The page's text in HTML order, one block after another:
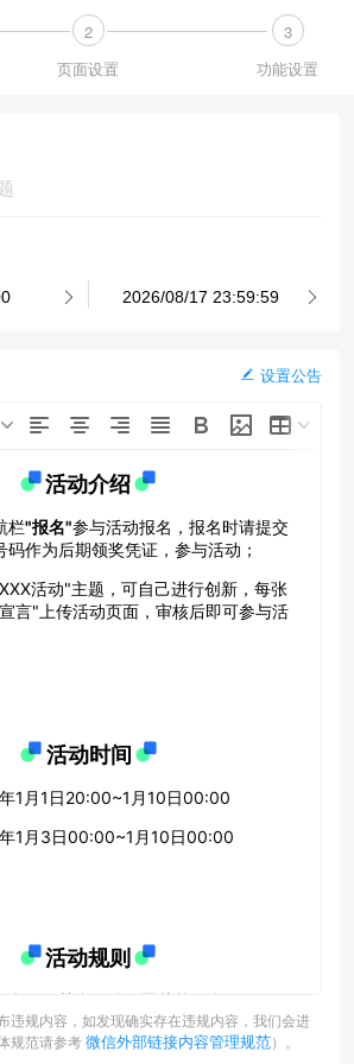
2
页面设置
3
功能设置
设置公告
违规内容，如发现确实存在违规内容，我们会进
规范请参考微信外部链接内容管理规范）。